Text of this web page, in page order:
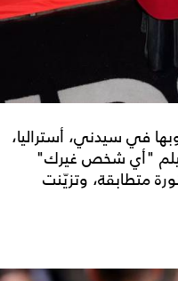
في سيدني، أستراليا،
"أي شخص غيرك"
متطابقة، وتزيّنت